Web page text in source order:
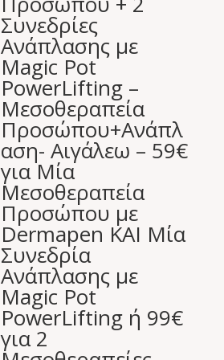
Συνεδρίες
Ανάπλασης με
Magic Pot
PowerLifting –
Μεσοθεραπεία
Προσώπου+Ανάπλ
αση- Αιγάλεω – 59€
για Μία
Μεσοθεραπεία
Προσώπου με
Dermapen ΚΑΙ Μία
Συνεδρία
Ανάπλασης με
Magic Pot
PowerLifting ή 99€
για 2